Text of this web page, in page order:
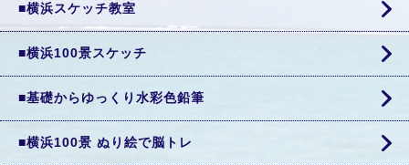
■横浜スケッチ教室
■横浜100景スケッチ
■基礎からゆっくり水彩色鉛筆
■横浜100景 ぬり絵で脳トレ